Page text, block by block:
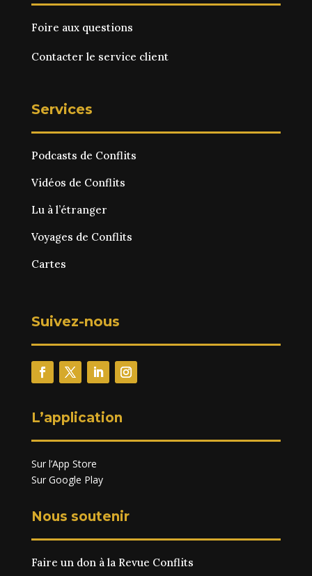
Foire aux questions
Contacter le service client
Services
Podcasts de Conflits
Vidéos de Conflits
Lu à l’étranger
Voyages de Conflits
Cartes
Suivez-nous
L’application
Sur l’App Store
Sur Google Play
Nous soutenir
Faire un don à la Revue Conflits